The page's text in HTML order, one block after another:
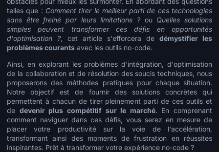
telles que : Comment tirer le meilleur parti de ces technologies
sans être freiné par leurs limitations ? ou Quelles solutions
simples peuvent transformer ces défis en opportunités
d'optimisation ?, cet article s'efforcera de démystifier les
problèmes courants avec les outils no-code.
Ainsi, en explorant les problèmes d'intégration, d'optimisation
de la collaboration et de résolution des soucis techniques, nous
proposerons des méthodes pratiques pour chaque situation.
Notre objectif est de fournir des solutions concrètes qui
permettent à chacun de tirer pleinement parti de ces outils et
de devenir plus compétitif sur le marché. En comprenant
comment naviguer dans ces défis, vous serez en mesure de
placer votre productivité sur la voie de l'accélération,
transformant ainsi des moments de frustration en réussites
inspirantes. Prêt à transformer votre expérience no-code ?